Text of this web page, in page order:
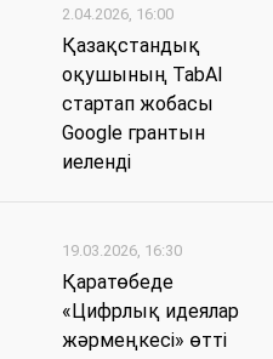
2.04.2026, 16:00
Қазақстандық
оқушының TabAI
стартап жобасы
Google грантын
иеленді
19.03.2026, 16:30
Қаратөбеде
«Цифрлық идеялар
жәрмеңкесі» өтті